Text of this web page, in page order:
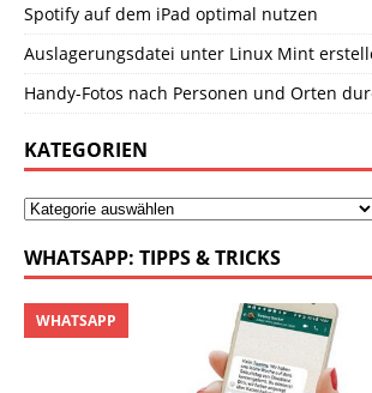
Spotify auf dem iPad optimal nutzen
Auslagerungsdatei unter Linux Mint
Handy-Fotos nach Personen und Orten
KATEGORIEN
WHATSAPP: TIPPS & TRICKS
WHATSAPP